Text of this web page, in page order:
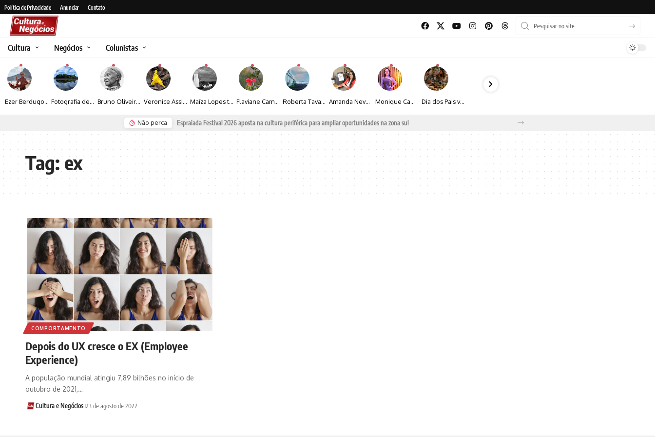
Política de Privacidade Anunciar Contato
Cultura Negócios Colunistas
Ezer Berdugo transforma experiências multiculturais e memórias em narrativas visuais por meio da fotografia Fotografia de Fátima Carlini transforma paisagens naturais em experiências de contemplação Bruno Oliveira retrata o cotidiano urbano por meio da fotografia em preto e branco Veronice Assini Saes transforma a natureza em fotografias marcadas pela sensibilidade Maíza Lopes transforma cultura popular baiana em narrativas fotográficas Flaviane Campos transforma natureza, espiritualidade e sensibilidade em narrativas fotográficas Roberta Tavares transforma a fotografia em obras de arte marcadas pela sensibilidade e sofisticação Amanda Neves transforma a beleza da natureza em obras realistas repletas de sensibilidade Monique Camacho é homenageada no Prêmio Gênios da Atualidade 2026 Dia dos Pais vai além do almoço: como transformar a data em experiência, afeto e boas escolhas
Não perca Espraiada Festival 2026 aposta na cultura periférica para ampliar oportunidades na zona sul
Tag:ex
COMPORTAMENTO
Depois do UX cresce o EX (Employee
Experience)
A população mundial atingiu 7,89 bilhões no início de
outubro de 2021,…
Cultura e Negócios 23 de agosto de 2022